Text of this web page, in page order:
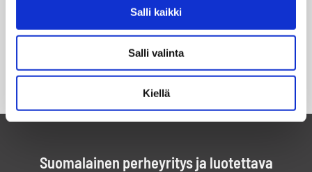
Salli kaikki
Salli valinta
Kiellä
Suomalainen perheyritys ja luotettava